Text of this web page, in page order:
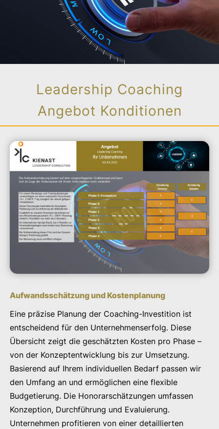
Leadership Coaching
Angebot Konditionen
Aufwandsschätzung und Kostenplanung
Eine präzise Planung der Coaching-Investition ist
entscheidend für den Unternehmenserfolg. Diese
Übersicht zeigt die geschätzten Kosten pro Phase –
von der Konzeptentwicklung bis zur Umsetzung.
Basierend auf Ihrem individuellen Bedarf passen wir
den Umfang an und ermöglichen eine flexible
Budgetierung. Die Honorarschätzungen umfassen
Konzeption, Durchführung und Evaluierung.
Unternehmen profitieren von einer detaillierten